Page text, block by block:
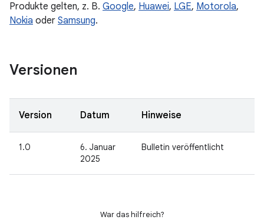
Produkte gelten, z. B. Google, Huawei, LGE, Motorola,
Nokia oder Samsung.
Versionen
Version Datum Hinweise
1.0
6. Januar
2025
Bulletin veröffentlicht
War das hilfreich?